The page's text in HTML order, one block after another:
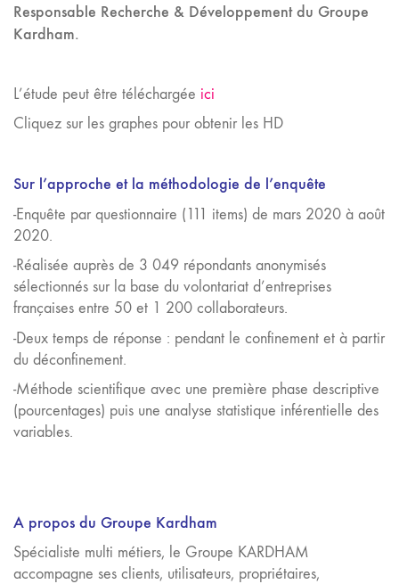
Responsable Recherche & Développement du Groupe
Kardham.
L’étude peut être téléchargée ici
Cliquez sur les graphes pour obtenir les HD
Sur l’approche et la méthodologie de l’enquête
-Enquête par questionnaire (111 items) de mars 2020 à août
2020.
-Réalisée auprès de 3 049 répondants anonymisés
sélectionnés sur la base du volontariat d’entreprises
françaises entre 50 et 1 200 collaborateurs.
-Deux temps de réponse : pendant le confinement et à partir
du déconfinement.
-Méthode scientifique avec une première phase descriptive
(pourcentages) puis une analyse statistique inférentielle des
variables.
A propos du Groupe Kardham
Spécialiste multi métiers, le Groupe KARDHAM
accompagne ses clients, utilisateurs, propriétaires,